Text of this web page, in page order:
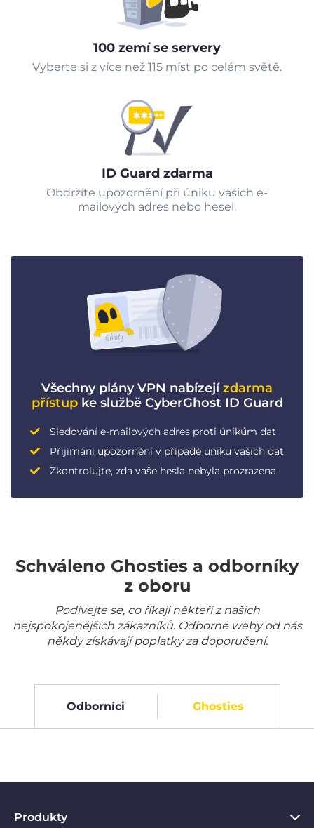
100 zemí se servery
Vyberte si z více než 115 míst po celém světě.
ID Guard zdarma
Obdržíte upozornění při úniku vašich e-
mailových adres nebo hesel.
Všechny plány VPN nabízejízdarma
přístupke službě CyberGhost ID Guard
Sledování e-mailových adres proti únikům dat
Přijímání upozornění v případě úniku vašich dat
Zkontrolujte, zda vaše hesla nebyla prozrazena
Schváleno Ghosties a odborníky
z oboru
Podívejte se, co říkají někteří z našich
nejspokojenějších zákazníků. Odborné weby od nás
někdy získávají poplatky za doporučení.
Odborníci Ghosties
Produkty